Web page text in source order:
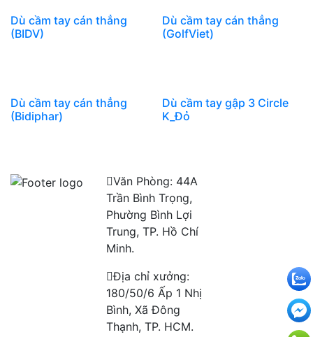
Dù cầm tay cán thẳng
(BIDV)
Dù cầm tay cán thẳng
(GolfViet)
Dù cầm tay cán thẳng
(Bidiphar)
Dù cầm tay gập 3 Circle
K_Đỏ
Văn Phòng: 44A
Trần Bình Trọng,
Phường Bình Lợi
Trung, TP. Hồ Chí
Minh.
Địa chỉ xưởng:
180/50/6 Ấp 1 Nhị
Bình, Xã Đông
Thạnh, TP. HCM.